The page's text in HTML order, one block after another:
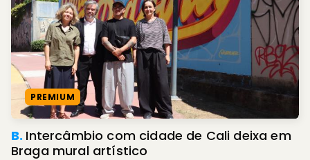
PREMIUM
B. Intercâmbio com cidade de Cali deixa em
Braga mural artístico